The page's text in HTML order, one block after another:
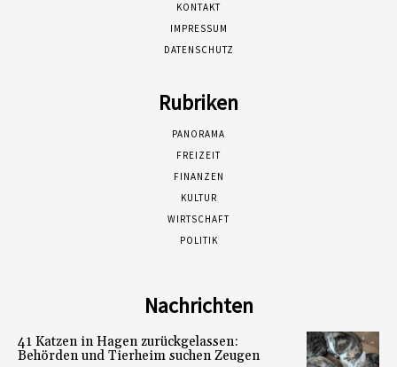
KONTAKT
IMPRESSUM
DATENSCHUTZ
Rubriken
PANORAMA
FREIZEIT
FINANZEN
KULTUR
WIRTSCHAFT
POLITIK
Nachrichten
41 Katzen in Hagen zurückgelassen:
Behörden und Tierheim suchen Zeugen